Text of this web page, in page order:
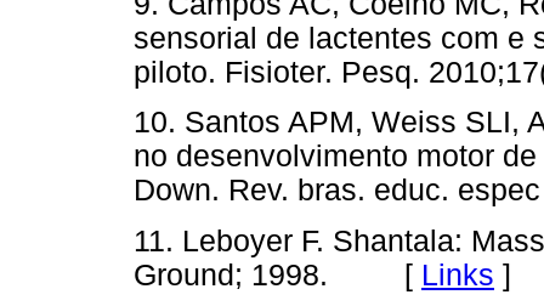
sensorial de lactentes com e
piloto. Fisioter. Pesq.
10. Santos APM, Weiss SLI,
no desenvolvimento motor
Down. Rev. bras. educ.
11. Leboyer F. Shantala:
Ground; 1998. [ Links ]